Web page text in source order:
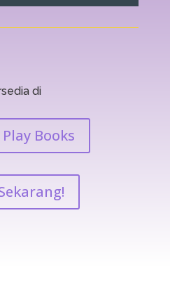
di
Books